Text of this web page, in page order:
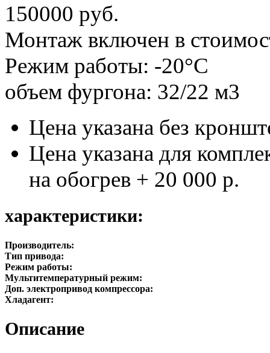
150000 руб.
Монтаж включен в
Режим работы: -20°С
объем фургона: 32/22 м3
Цена указана без
Цена указана для
на обогрев + 20 000 р.
характеристики:
Производитель:
Тип привода:
Режим работы:
Мультитемпературный режим:
Доп. электропривод компрессора:
Хладагент:
Описание